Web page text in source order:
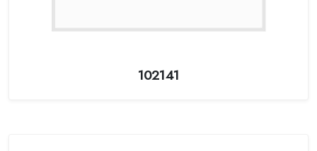
102141